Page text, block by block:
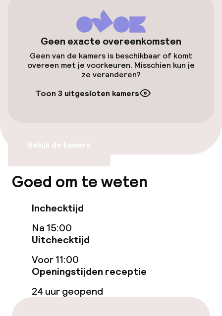
Eet- en drinkgelegenheden
Geen exacte overeenkomsten
Geen van de kamers is beschikbaar of komt
overeen met je voorkeuren. Misschien kun je
ze veranderen?
Toon 3 uitgesloten kamers
Bekijk de kamers
Goed om te weten
Inchecktijd
Na 15:00
Uitchecktijd
Voor 11:00
Openingstijden receptie
24 uur geopend